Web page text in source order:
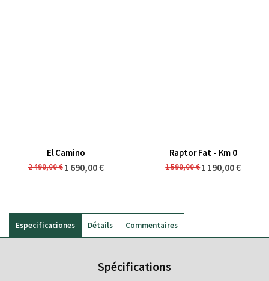
El Camino
2 490,00 €1 690,00 €
Raptor Fat - Km 0
1 590,00 €1 190,00 €
Especificaciones
Spécifications
Détails Commentaires